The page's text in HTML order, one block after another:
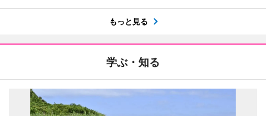
もっと見る
学ぶ・知る